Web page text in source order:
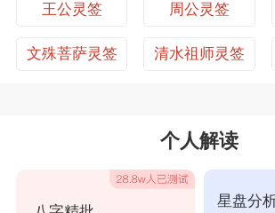
自身 安。
交易 宜迟。
观音灵签第45签 观
王公灵签 周公灵签
文殊菩萨灵签 清水祖师灵签
个人解读
星盘分